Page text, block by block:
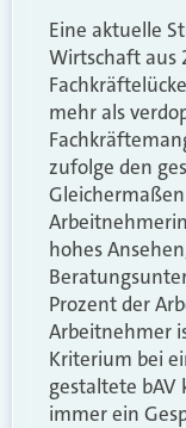
Eine aktuelle
Wirtschaft aus
mehr als
zufolge den
hohes
Prozent der
Arbeitnehmer
Kriterium bei
gestaltete bAV
immer ein